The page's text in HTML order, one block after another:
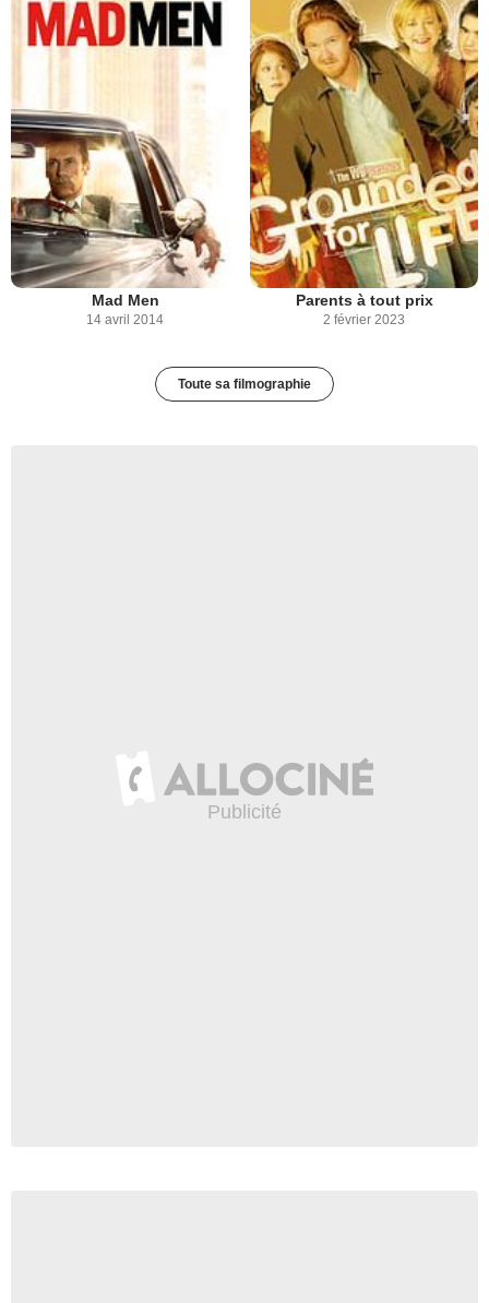
Mad Men
14 avril 2014
Parents à tout prix
2 février 2023
Toute sa filmographie